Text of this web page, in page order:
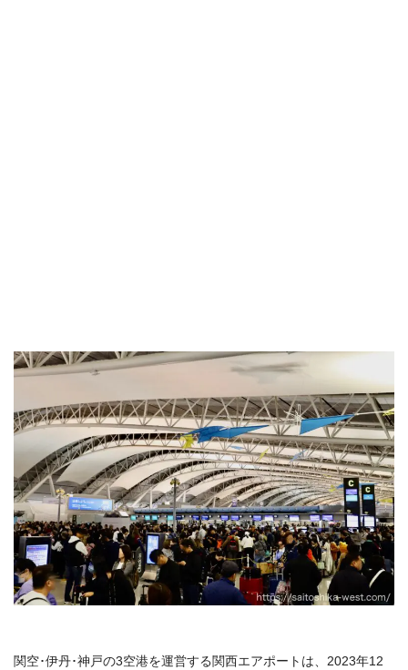
関空･伊丹･神戸の3空港を運営する関西エアポートは、2023年12